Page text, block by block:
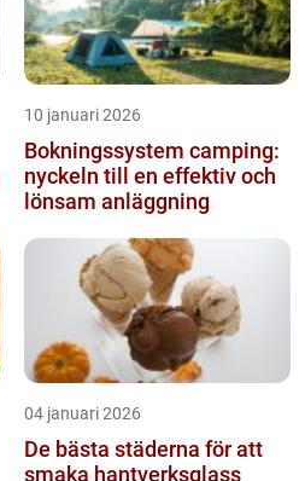
10 januari 2026
Bokningssystem camping:
nyckeln till en effektiv och
lönsam anläggning
04 januari 2026
De bästa städerna för att
smaka hantverksglass